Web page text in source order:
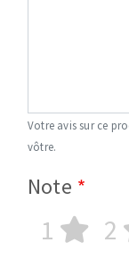
Votre avis sur ce
vôtre.
Note
1 2